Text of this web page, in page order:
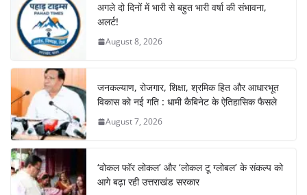
अगले दो दिनों में भारी से बहुत भारी वर्षा की संभावना,
अलर्ट!
August 8, 2026
जनकल्याण, रोजगार, शिक्षा, श्रमिक हित और आधारभूत
विकास को नई गति : धामी कैबिनेट के ऐतिहासिक फैसले
August 7, 2026
‘वोकल फॉर लोकल’ और ‘लोकल टू ग्लोबल’ के संकल्प को
आगे बढ़ा रही उत्तराखंड सरकार